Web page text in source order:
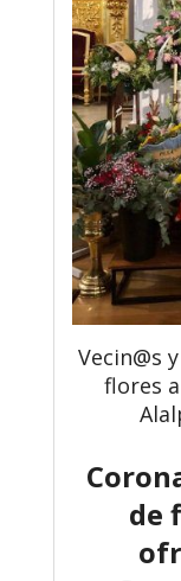
Vecin@s
flores
de